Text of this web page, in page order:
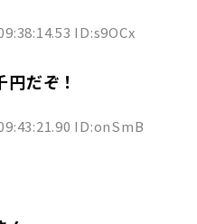
ID:s9OCx
だぞ！
ID:onSmB